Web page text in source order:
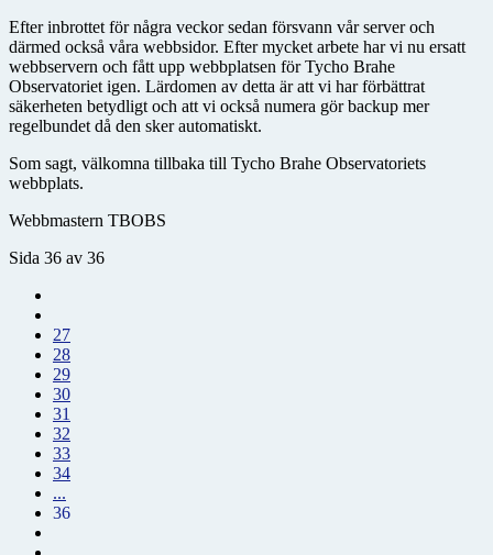
Efter inbrottet för några veckor sedan försvann vår server och
därmed också våra webbsidor. Efter mycket arbete har vi nu ersatt
webbservern och fått upp webbplatsen för Tycho Brahe
Observatoriet igen. Lärdomen av detta är att vi har förbättrat
säkerheten betydligt och att vi också numera gör backup mer
regelbundet då den sker automatiskt.
Som sagt, välkomna tillbaka till Tycho Brahe Observatoriets
webbplats.
Webbmastern TBOBS
Sida 36 av 36
27
28
29
30
31
32
33
34
...
36